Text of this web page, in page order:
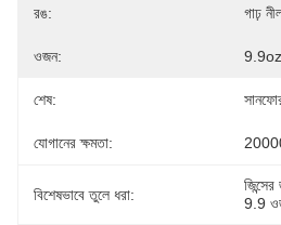
রঙ: গাঢ়
ওজন: 9.9oz
শেষ:
যোগানের ক্ষমতা:
বিশেষভাবে তুলে ধরা:
9.9